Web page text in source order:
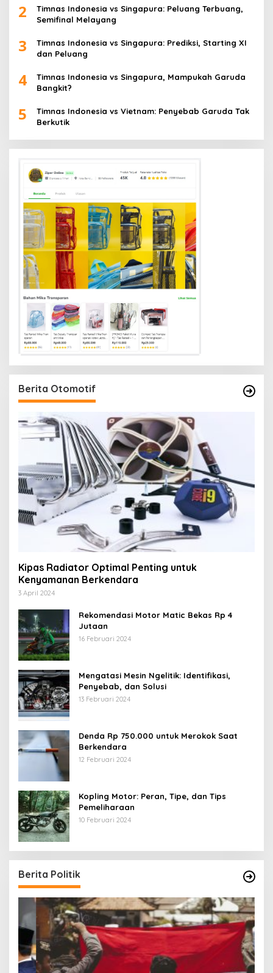
2
Timnas Indonesia vs Singapura: Peluang Terbuang,
Semifinal Melayang
3
Timnas Indonesia vs Singapura: Prediksi, Starting XI
dan Peluang
4
Timnas Indonesia vs Singapura, Mampukah Garuda
Bangkit?
5
Timnas Indonesia vs Vietnam: Penyebab Garuda Tak
Berkutik
Berita Otomotif
Kipas Radiator Optimal Penting untuk
Kenyamanan Berkendara
3 April 2024
Rekomendasi Motor Matic Bekas Rp 4
Jutaan
16 Februari 2024
Mengatasi Mesin Ngelitik: Identifikasi,
Penyebab, dan Solusi
13 Februari 2024
Denda Rp 750.000 untuk Merokok Saat
Berkendara
12 Februari 2024
Kopling Motor: Peran, Tipe, dan Tips
Pemeliharaan
10 Februari 2024
Berita Politik